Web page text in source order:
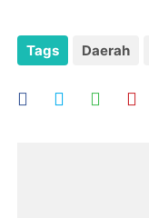
Tags Daerah